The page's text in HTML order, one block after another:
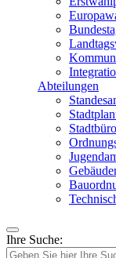
Abteilungen
Stadtbüro
Ihre Suche: